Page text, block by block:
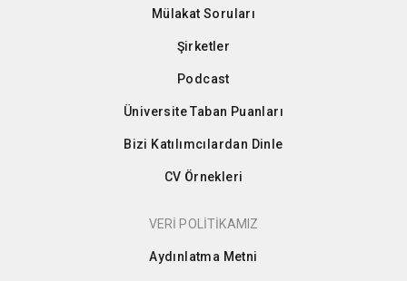
Mülakat Soruları
Şirketler
Podcast
Üniversite Taban Puanları
Bizi Katılımcılardan Dinle
CV Örnekleri
VERİ POLİTİKAMIZ
Aydınlatma Metni